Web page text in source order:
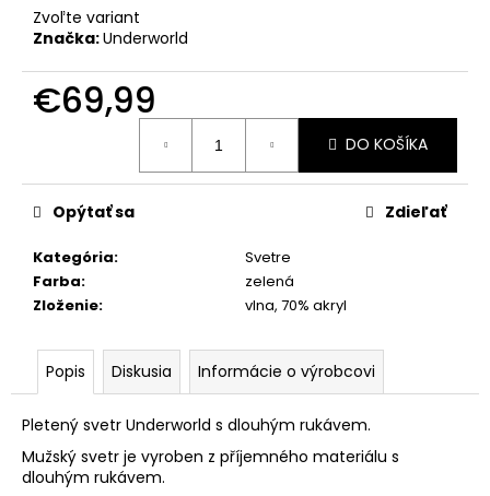
Zvoľte variant
Značka:Underworld
€69,99
DO KOŠÍKA
Kategória:
Svetre
Farba:
zelená
Zloženie: vlna, 70% akryl
Opýtať sa Zdieľať
Popis Diskusia Informácie o výrobcovi
Pletený svetr Underworld s dlouhým rukávem.
Mužský svetr je vyroben z příjemného materiálu s
dlouhým rukávem.